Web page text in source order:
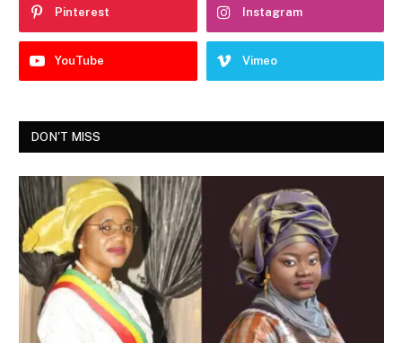
Pinterest Instagram
YouTube Vimeo
DON'T MISS